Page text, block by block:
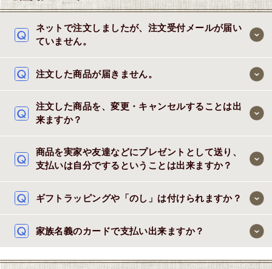
ネットで注文しましたが、注文受付メールが届い
ていません。
注文した商品が届きません。
注文した商品を、変更・キャンセルすることは出
来ますか？
商品を実家や友達などにプレゼントとして送り、
支払いは自分でするということは出来ますか？
ギフトラッピングや「のし」は付けられますか？
家族名義のカードで支払い出来ますか？